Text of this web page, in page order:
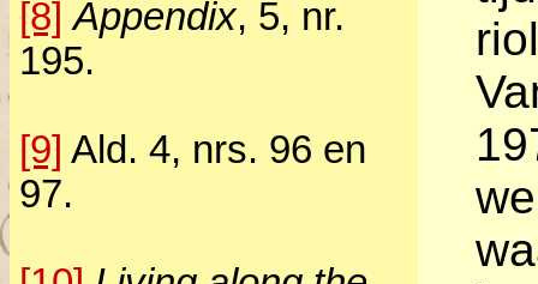
[8] Appendix, 5, nr.
195.
[9] Ald. 4, nrs. 96 en
97.